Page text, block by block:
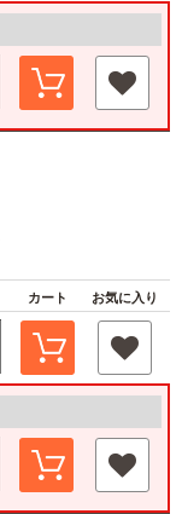
カート お気に入り